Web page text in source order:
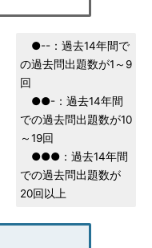
●--：過去14年間で
の過去問出題数が1～9
回
●●-：過去14年間
での過去問出題数が10
～19回
●●●：過去14年間
での過去問出題数が
20回以上